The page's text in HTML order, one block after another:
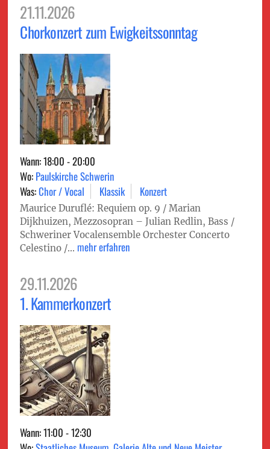
21.11.2026
Chorkonzert zum Ewigkeitssonntag
Wann: 18:00 - 20:00
Wo: Paulskirche Schwerin
Was:Chor / Vocal Klassik Konzert
Maurice Duruflé: Requiem op. 9 / Marian
Dijkhuizen, Mezzosopran – Julian Redlin, Bass /
Schweriner Vocalensemble Orchester Concerto
Celestino /... mehr erfahren
29.11.2026
1. Kammerkonzert
Wann: 11:00 - 12:30